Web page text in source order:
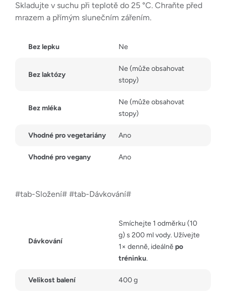
Skladujte v suchu při teplotě do 25 °C. Chraňte před
mrazem a přímým slunečním zářením.
Bez lepku Ne
Bez laktózy
Ne (může obsahovat
stopy)
Bez mléka
Ne (může obsahovat
stopy)
Vhodné pro vegetariány Ano
Vhodné pro vegany Ano
#tab-Složení# #tab-Dávkování#
Dávkování
Smíchejte 1 odměrku (10
g) s 200 ml vody. Užívejte
1× denně, ideálně po
tréninku.
Velikost balení 400 g